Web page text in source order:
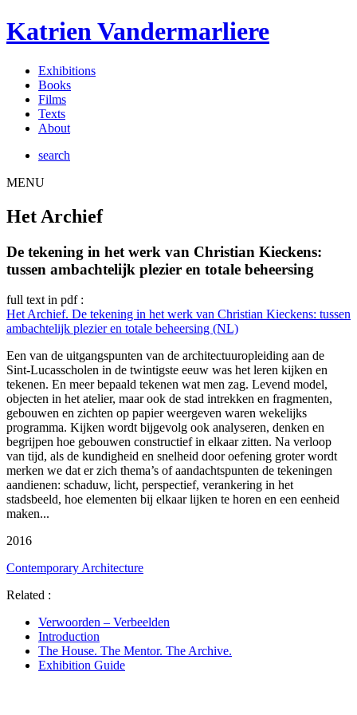
Katrien Vandermarliere
Exhibitions
Books
Films
Texts
About
search
MENU
Het Archief
De tekening in het werk van Christian Kieckens:
tussen ambachtelijk plezier en totale beheersing
full text in pdf :
Het Archief. De tekening in het werk van Christian Kieckens: tussen
ambachtelijk plezier en totale beheersing (NL)
Een van de uitgangspunten van de architectuuropleiding aan de
Sint-Lucasscholen in de twintigste eeuw was het leren kijken en
tekenen. En meer bepaald tekenen wat men zag. Levend model,
objecten in het atelier, maar ook de stad intrekken en fragmenten,
gebouwen en zichten op papier weergeven waren wekelijks
programma. Kijken wordt bijgevolg ook analyseren, denken en
begrijpen hoe gebouwen constructief in elkaar zitten. Na verloop
van tijd, als de kundigheid en snelheid door oefening groter wordt
merken we dat er zich thema’s of aandachtspunten de tekeningen
aandienen: schaduw, licht, perspectief, verankering in het
stadsbeeld, hoe elementen bij elkaar lijken te horen en een eenheid
maken...
2016
Contemporary Architecture
Related :
Verwoorden – Verbeelden
Introduction
The House. The Mentor. The Archive.
Exhibition Guide